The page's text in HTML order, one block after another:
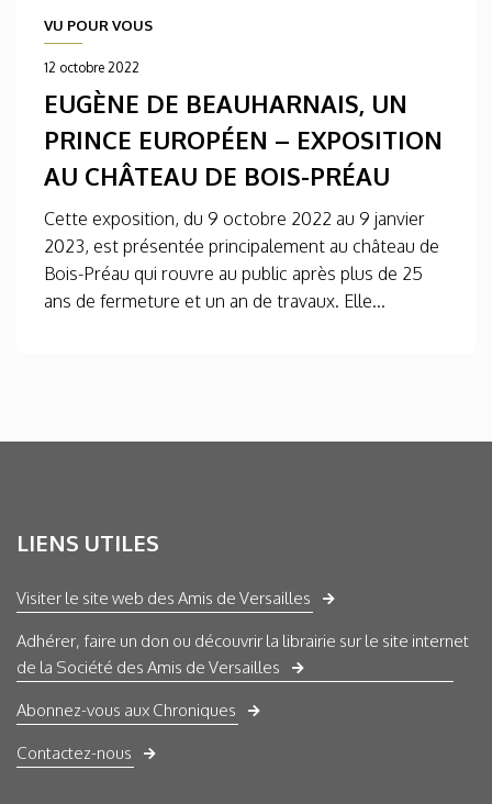
VU POUR VOUS
12 octobre 2022
EUGÈNE DE BEAUHARNAIS, UN
PRINCE EUROPÉEN – EXPOSITION
AU CHÂTEAU DE BOIS-PRÉAU
Cette exposition, du 9 octobre 2022 au 9 janvier
2023, est présentée principalement au château de
Bois-Préau qui rouvre au public après plus de 25
ans de fermeture et un an de travaux. Elle...
LIENS UTILES
Visiter le site web des Amis de Versailles
Adhérer, faire un don ou découvrir la librairie sur le site internet
de la Société des Amis de Versailles
Abonnez-vous aux Chroniques
Contactez-nous